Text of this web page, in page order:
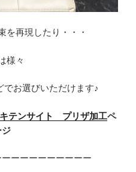
再現したり・・・
様々
お選びいただけます♪
テンサイト プリザ加工ペ
ジ
ーーーーーーーーー